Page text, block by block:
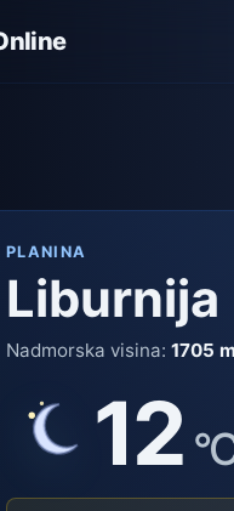
PLANINA
Liburnija
Nadmorska visina:1705
12